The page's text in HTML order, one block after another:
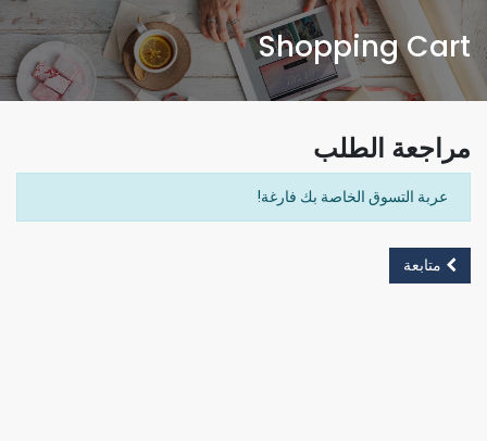
Shopping Cart
مراجعة الطلب
عربة التسوق الخاصة بك فارغة!
متابعة